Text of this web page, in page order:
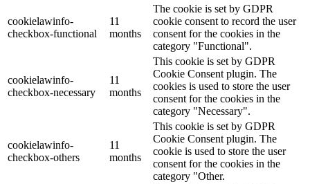
cookielawinfo-
checkbox-functional
11
months
The cookie is set by GDPR
cookie consent to record the user
consent for the cookies in the
category "Functional".
cookielawinfo-
checkbox-necessary
11
months
This cookie is set by GDPR
Cookie Consent plugin. The
cookies is used to store the user
consent for the cookies in the
category "Necessary".
cookielawinfo-
checkbox-others
11
months
This cookie is set by GDPR
Cookie Consent plugin. The
cookie is used to store the user
consent for the cookies in the
category "Other.